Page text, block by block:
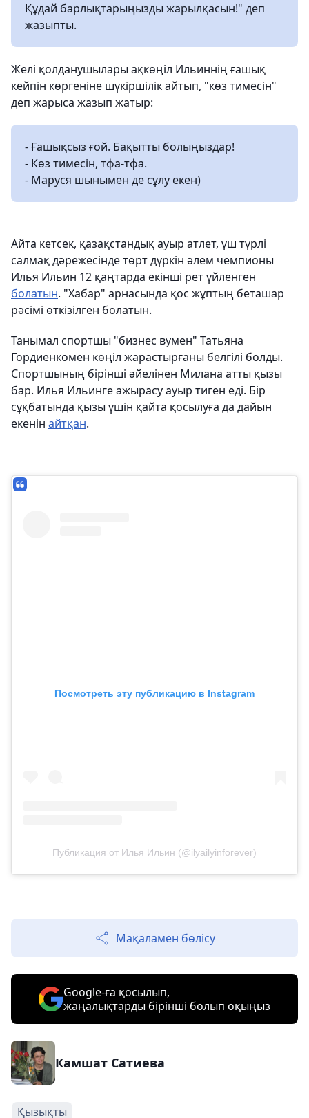
Құдай барлықтарыңызды жарылқасын!" деп
жазыпты.
Желі қолданушылары ақкөңіл Ильиннің ғашық
кейпін көргеніне шүкіршілік айтып, "көз тимесін"
деп жарыса жазып жатыр:
- Ғашықсыз ғой. Бақытты болыңыздар!
- Көз тимесін, тфа-тфа.
- Маруся шынымен де сұлу екен)
Айта кетсек, қазақстандық ауыр атлет, үш түрлі
салмақ дәрежесінде төрт дүркін әлем чемпионы
Илья Ильин 12 қаңтарда екінші рет үйленген
болатын. "Хабар" арнасында қос жұптың беташар
рәсімі өткізілген болатын.
Танымал спортшы "бизнес вумен" Татьяна
Гордиенкомен көңіл жарастырғаны белгілі болды.
Спортшының бірінші әйелінен Милана атты қызы
бар. Илья Ильинге ажырасу ауыр тиген еді. Бір
сұқбатында қызы үшін қайта қосылуға да дайын
екенін айтқан.
Посмотреть эту публикацию в Instagram
Публикация от Илья Ильин (@ilyailyinforever)
Мақаламен бөлісу
Google-ға қосылып,
жаңалықтарды бірінші болып оқыңыз
Камшат Сатиева
Қызықты